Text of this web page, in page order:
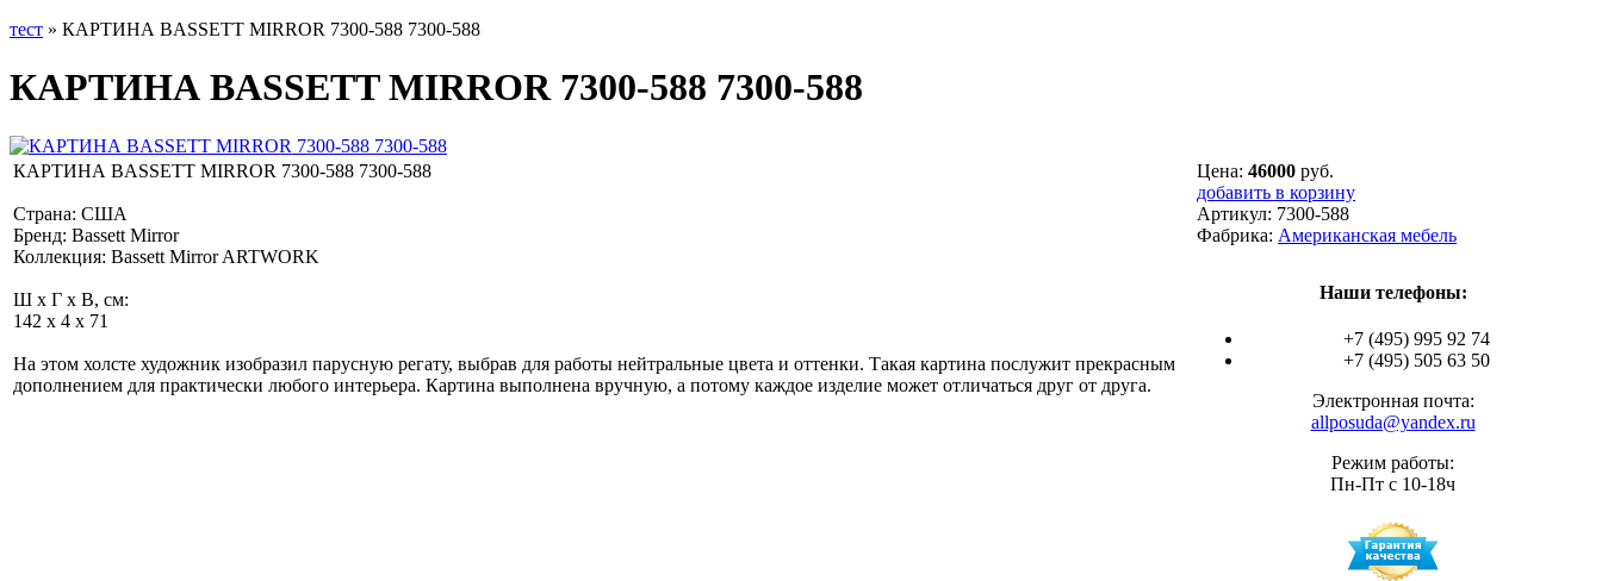
тест » КАРТИНА BASSETT MIRROR 7300-588 7300-588
КАРТИНА BASSETT MIRROR 7300-588 7300-588
КАРТИНА BASSETT MIRROR 7300-588 7300-588
Страна: США
Бренд: Bassett Mirror
Коллекция: Bassett Mirror ARTWORK
Ш x Г x В, см:
142 x 4 x 71
На этом холсте художник изобразил парусную регату, выбрав для работы нейтральные цвета и оттенки. Такая картина послужит прекрасным
дополнением для практически любого интерьера. Картина выполнена вручную, а потому каждое изделие может отличаться друг от друга.
Цена: 46000 руб.
добавить в корзину
Артикул: 7300-588
Фабрика: Американская мебель
Наши телефоны:
+7 (495) 995 92 74
+7 (495) 505 63 50
Электронная почта:
allposuda@yandex.ru
Режим работы:
Пн-Пт с 10-18ч